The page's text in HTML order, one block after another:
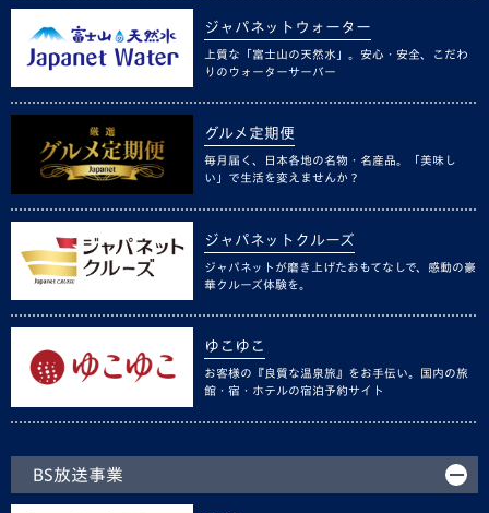
ジャパネットウォーター
上質な「富士山の天然水」。安心・安全、こだわ
りのウォーターサーバー
グルメ定期便
毎月届く、日本各地の名物・名産品。「美味し
い」で生活を変えませんか？
ジャパネットクルーズ
ジャパネットが磨き上げたおもてなしで、感動の豪
華クルーズ体験を。
ゆこゆこ
お客様の『良質な温泉旅』をお手伝い。国内の旅
館・宿・ホテルの宿泊予約サイト
BS放送事業